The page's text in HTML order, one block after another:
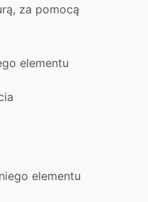
za pomocą
elementu
elementu